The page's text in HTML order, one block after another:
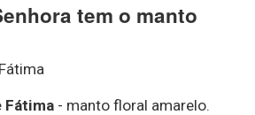
tem o manto
Fátima - manto floral amarelo.